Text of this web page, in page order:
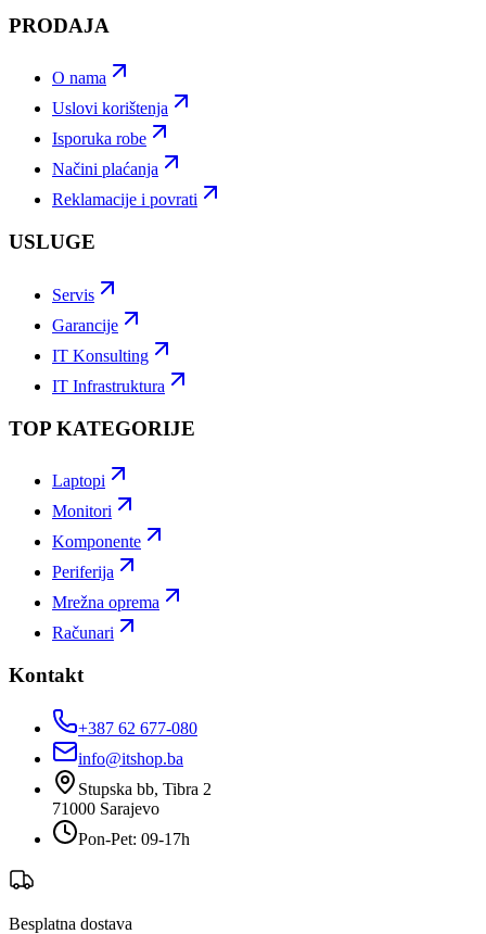
PRODAJA
O nama
Uslovi korištenja
Isporuka robe
Načini plaćanja
Reklamacije i povrati
USLUGE
Servis
Garancije
IT Konsulting
IT Infrastruktura
TOP KATEGORIJE
Laptopi
Monitori
Komponente
Periferija
Mrežna oprema
Računari
Kontakt
+387 62 677-080
info@itshop.ba
Stupska bb, Tibra 2
71000 Sarajevo
Pon-Pet: 09-17h
Besplatna dostava